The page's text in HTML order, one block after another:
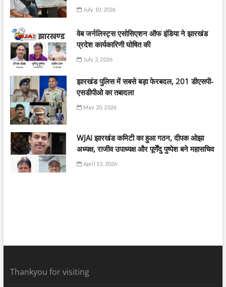
July 10, 2026
वेब जर्नलिस्ट्स एसोसिएशन ऑफ इंडिया ने झारखंड
प्रदेश कार्यकारिणी घोषित की
July 3, 2026
झारखंड पुलिस में सबसे बड़ा फेरबदल, 201 डीएसपी-
एसडीपीओ का तबादला
May 20, 2026
WJAI झारखंड कमिटी का हुआ गठन, दीपक ओझा
अध्यक्ष, राजीव उपाध्यक्ष और पूर्णेंदु पुष्पेश बने महासचिव
April 13, 2026
Thankyou for visiting